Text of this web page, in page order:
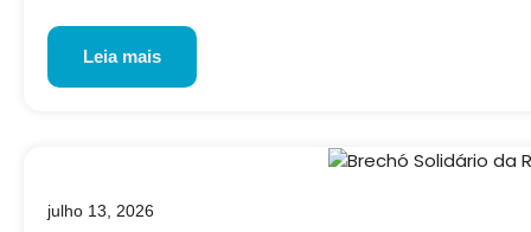
Leia mais
julho 13, 2026